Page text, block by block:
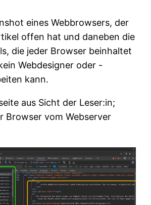
eines Webbrowsers, der
offen hat und daneben die
die jeder Browser beinhaltet
Webdesigner oder -
kann.
aus Sicht der Leser:in;
Browser vom Webserver